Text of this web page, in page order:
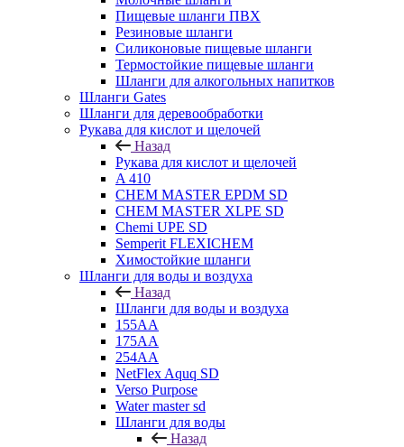
Пищевые шланги ПВХ
Резиновые шланги
Силиконовые пищевые шланги
Термостойкие пищевые шланги
Шланги для алкогольных напитков
Шланги Gates
Шланги для деревообработки
Рукава для кислот и щелочей
Назад
Рукава для кислот и щелочей
A 410
CHEM MASTER EPDM SD
CHEM MASTER XLPE SD
Chemi UPE SD
Semperit FLEXICHEM
Химостойкие шланги
Шланги для воды и воздуха
Назад
Шланги для воды и воздуха
155АА
175АА
254АА
NetFlex Aquq SD
Verso Purpose
Water master sd
Шланги для воды
Назад